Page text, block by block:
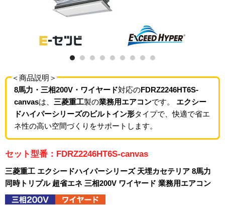
＜商品説明＞
8馬力・三相200V・ワイヤード対応のFDRZ2246HT6S-
canvasは、 三菱重工製の業務用エアコンです。 エクシー
ドハイパーシリーズのビルトイン形タイプで、快適で省エ
ネ性の高い空間づくりをサポートします。
セット型番：FDRZ2246HT6S-canvas
三菱重工 エクシードハイパーシリーズ 天埋カセテリア 8馬力
同時トリプル 超省エネ 三相200V ワイヤード 業務用エアコン